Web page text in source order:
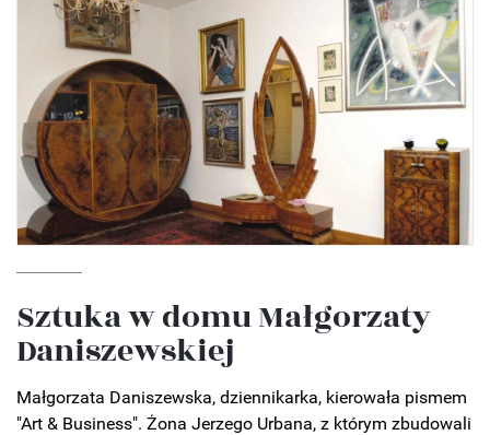
Sztuka w domu Małgorzaty
Daniszewskiej
Małgorzata Daniszewska, dziennikarka, kierowała pismem
"Art & Business". Żona Jerzego Urbana, z którym zbudowali